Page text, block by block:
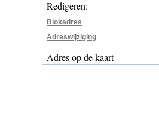
Redigeren:
Blokadres
Adreswijziging
Adres op de kaart